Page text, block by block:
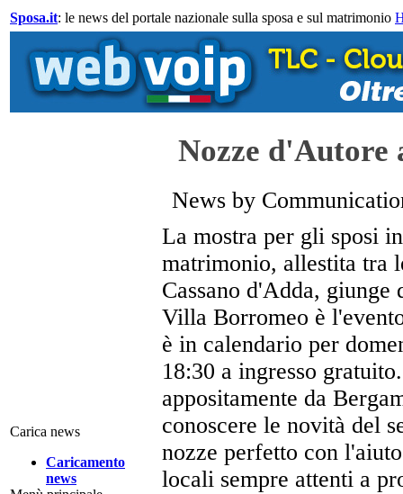
Sposa.it: le news del portale nazionale sulla sposa e sul matrimonio
Carica news
Caricamento
news
Nozze d'Autore
News by
La mostra per gli sposi
matrimonio, allestita tra
Cassano d'Adda,
Villa Borromeo è
è in calendario per
18:30 a ingresso
appositamente da
conoscere le novità del
nozze perfetto con
locali sempre attenti a